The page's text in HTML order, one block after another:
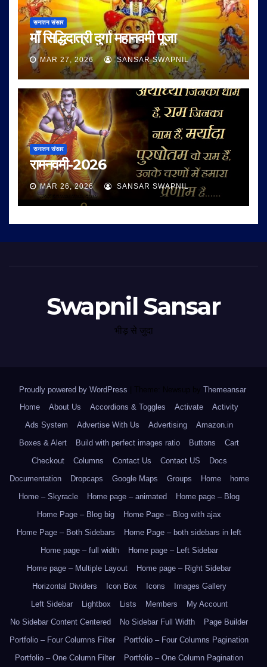
सनातन संसार
माँ सिद्धिदात्री दुर्गा महानवमी पूजा
MAR 27, 2026 SANSAR SWAPNIL
सनातन संसार
रामनवमी-2026
MAR 26, 2026 SANSAR SWAPNIL
Swapnil Sansar
भीड़ से जुदा
Proudly powered by WordPress Theme: Newsup by Themeansar.
Home
About Us Accordions & Toggles Activate
Activity
Ads System
Advertise With Us Advertising
Amazon.in
Boxes & Alert
Build with perfect images ratio Buttons
Cart
Checkout
Columns Contact Us Contact US
Docs
Documentation
Dropcaps Google Maps Groups Home
home
Home – Skyracle
Home page – animated
Home page – Blog
Home Page – Blog big
Home Page – Blog with ajax
Home Page – Both Sidebars
Home Page – both sidebars in left
Home page – full width
Home page – Left Sidebar
Home page – Multiple Layout
Home page – Right Sidebar
Horizontal Dividers
Icon Box Icons
Images Gallery
Left Sidebar
Lightbox Lists Members
My Account
No Sidebar Content Centered
No Sidebar Full Width
Page Builder
Portfolio – Four Columns Filter
Portfolio – Four Columns Pagination
Portfolio – One Column Filter
Portfolio – One Column Pagination